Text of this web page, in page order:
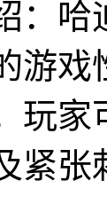
：哈
游戏
玩家
紧张